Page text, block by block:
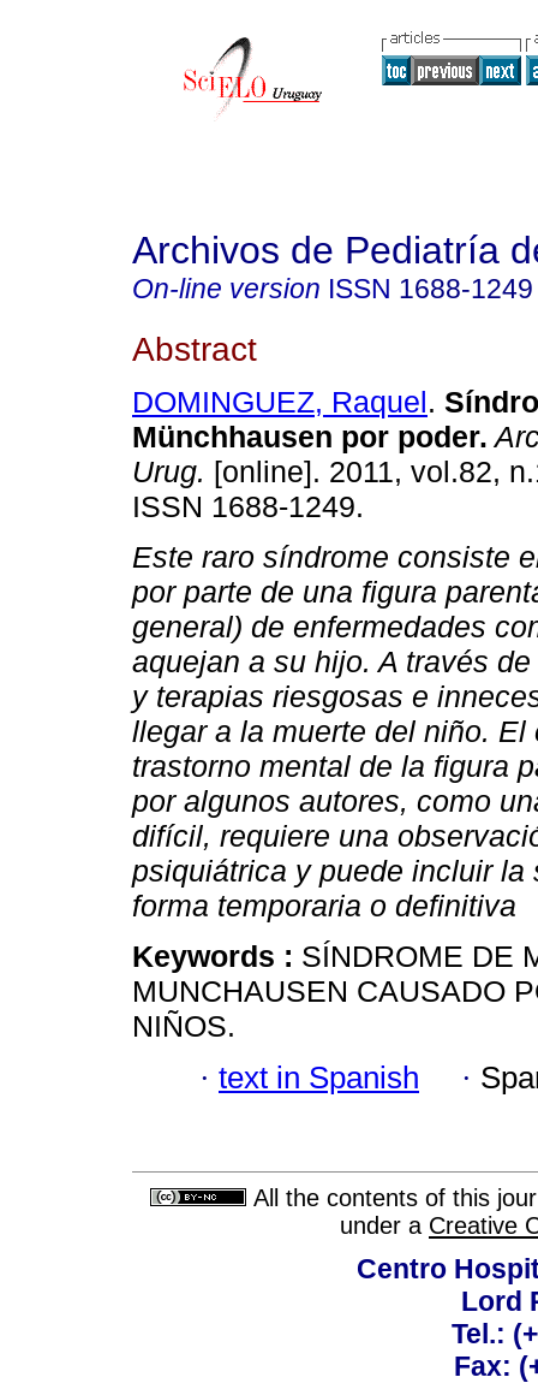
Archivos de Pediatría
On-line version ISSN 1688-1249
Abstract
DOMINGUEZ, Raquel.
Münchhausen por poder.
Urug. [online]. 2011, vol.82,
ISSN 1688-1249.
Este raro síndrome consiste
por parte de una figura
general) de enfermedades
aquejan a su hijo. A través
y terapias riesgosas e
llegar a la muerte del niño. El
trastorno mental de la figura
por algunos autores, como
difícil, requiere una
psiquiátrica y puede incluir
forma temporaria o definitiva
Keywords : SÍNDROME DE
MUNCHAUSEN CAUSADO
NIÑOS.
· text in Spanish ·
All the contents of this
under a Creative
Centro
Lord
Tel.:
Fax: